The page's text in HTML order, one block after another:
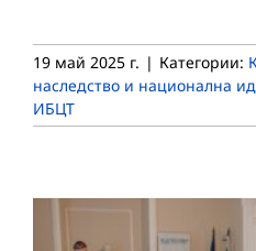
19 май 2025 г. | Категории:
наследство и национална
ИБЦТ